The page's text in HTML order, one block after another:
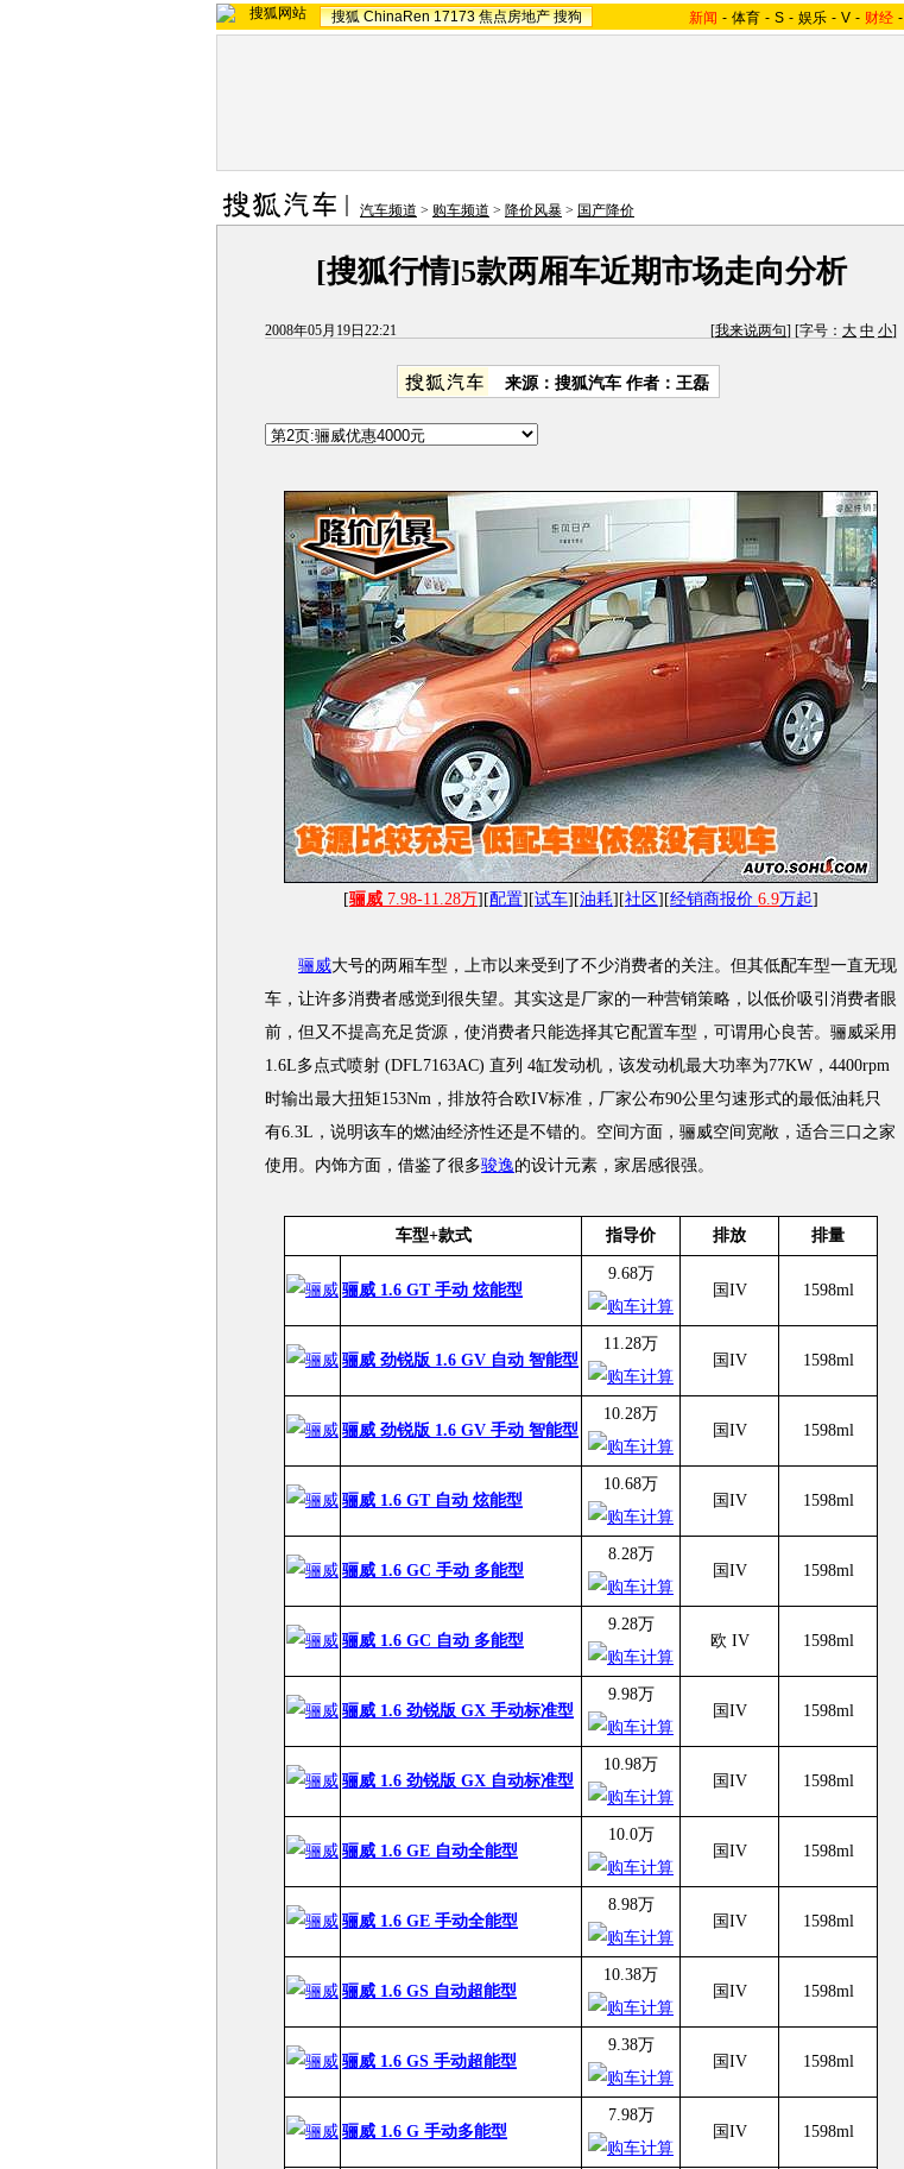
搜狐 ChinaRen 17173 焦点房地产 搜狗 新闻 - 体育 - S - 娱乐 - V - 财经 -
汽车频道 > 购车频道 > 降价风暴 > 国产降价
[搜狐行情]5款两厢车近期市场走向分析
2008年05月19日22:21 [我来说两句] [字号： 大 中 小]
来源：搜狐汽车 作者：王磊
[骊威 7.98-11.28万][配置][试车][油耗][社区][经销商报价 6.9万起]
骊威大号的两厢车型，上市以来受到了不少消费者的关注。但其低配车型一直无现
车，让许多消费者感觉到很失望。其实这是厂家的一种营销策略，以低价吸引消费者眼
前，但又不提高充足货源，使消费者只能选择其它配置车型，可谓用心良苦。骊威采用
1.6L多点式喷射 (DFL7163AC) 直列 4缸发动机，该发动机最大功率为77KW，4400rpm
时输出最大扭矩153Nm，排放符合欧IV标准，厂家公布90公里匀速形式的最低油耗只
有6.3L，说明该车的燃油经济性还是不错的。空间方面，骊威空间宽敞，适合三口之家
使用。内饰方面，借鉴了很多骏逸的设计元素，家居感很强。
车型+款式 指导价 排放 排量
骊威 1.6 GT 手动 炫能型
9.68万
国IV
1598ml
骊威 劲锐版 1.6 GV 自动 智能型
11.28万
国IV
1598ml
骊威 劲锐版 1.6 GV 手动 智能型
10.28万
国IV
1598ml
骊威 1.6 GT 自动 炫能型
10.68万
国IV
1598ml
骊威 1.6 GC 手动 多能型
8.28万
国IV
1598ml
骊威 1.6 GC 自动 多能型
9.28万
欧 IV
1598ml
骊威 1.6 劲锐版 GX 手动标准型
9.98万
国IV
1598ml
骊威 1.6 劲锐版 GX 自动标准型
10.98万
国IV
1598ml
骊威 1.6 GE 自动全能型
10.0万
国IV
1598ml
骊威 1.6 GE 手动全能型
8.98万
国IV
1598ml
骊威 1.6 GS 自动超能型
10.38万
国IV
1598ml
骊威 1.6 GS 手动超能型
9.38万
国IV
1598ml
骊威 1.6 G 手动多能型
7.98万
国IV
1598ml